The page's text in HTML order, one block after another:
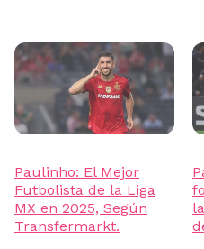
Paulinho: El Mejor
Futbolista de la Liga
MX en 2025, Según
Transfermarkt.